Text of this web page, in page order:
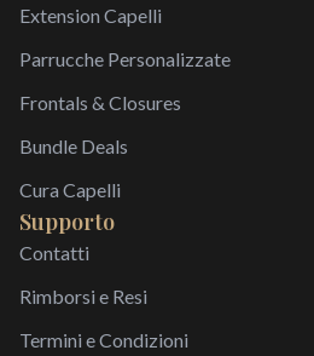
Extension Capelli
Parrucche Personalizzate
Frontals & Closures
Bundle Deals
Cura Capelli
Supporto
Contatti
Rimborsi e Resi
Termini e Condizioni